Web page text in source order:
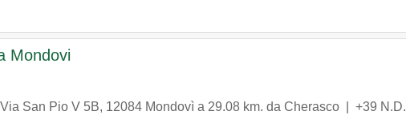
Mondovi
Via San Pio V 5B, 12084 Mondovì a 29.08 km. da Cherasco | +39 N.D.